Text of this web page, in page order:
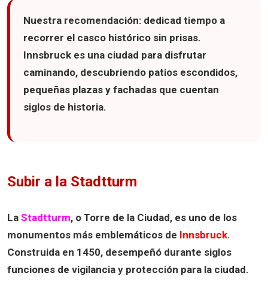
Nuestra recomendación: dedicad tiempo a
recorrer el casco histórico sin prisas.
Innsbruck es una ciudad para disfrutar
caminando, descubriendo patios escondidos,
pequeñas plazas y fachadas que cuentan
siglos de historia.
Subir a la Stadtturm
La Stadtturm, o Torre de la Ciudad, es uno de los
monumentos más emblemáticos de Innsbruck.
Construida en 1450, desempeñó durante siglos
funciones de vigilancia y protección para la ciudad.